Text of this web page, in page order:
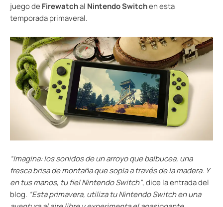
juego de Firewatchal Nintendo Switchen esta
temporada primaveral.
“Imagina: los sonidos de un arroyo que balbucea, una
fresca brisa de montaña que sopla a través de la madera. Y
en tus manos, tu fiel Nintendo Switch”, dice la entrada del
blog. “Esta primavera, utiliza tu Nintendo Switch en una